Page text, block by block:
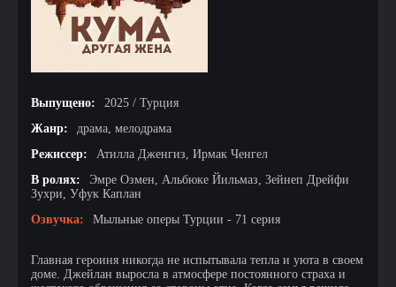
Выпущено:
2025 / Турция
Жанр:
драма, мелодрама
Режиссер:
Атилла Дженгиз, Ирмак Ченгел
В ролях:
Эмре Озмен, Альбюке Йильмаз, Зейнеп Дрейфи
Зухри, Уфук Каплан
Озвучка:
Мыльные оперы Турции - 71 серия
Главная героиня никогда не испытывала тепла и уюта в своем
доме. Джейлан выросла в атмосфере постоянного страха и